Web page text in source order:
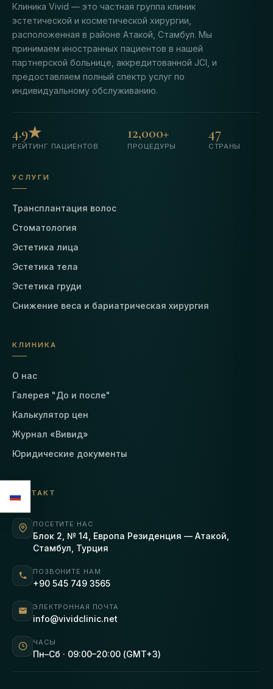
Клиника Vivid — это частная группа клиник
эстетической и косметической хирургии,
расположенная в районе Атакой, Стамбул. Мы
принимаем иностранных пациентов в нашей
партнерской больнице, аккредитованной JCI, и
предоставляем полный спектр услуг по
индивидуальному обслуживанию.
4.9★
РЕЙТИНГ ПАЦИЕНТОВ
12,000+
ПРОЦЕДУРЫ
47
СТРАНЫ
УСЛУГИ
Трансплантация волос
Стоматология
Эстетика лица
Эстетика тела
Эстетика груди
Снижение веса и бариатрическая хирургия
КЛИНИКА
О нас
Галерея "До и после"
Калькулятор цен
Журнал «Вивид»
Юридические документы
КОНТАКТ
ПОСЕТИТЕ НАС
Блок 2, № 14, Европа Резиденция — Атакой,
Стамбул, Турция
ПОЗВОНИТЕ НАМ
+90 545 749 3565
ЭЛЕКТРОННАЯ ПОЧТА
info@vividclinic.net
ЧАСЫ
Пн–Сб · 09:00–20:00 (GMT+3)